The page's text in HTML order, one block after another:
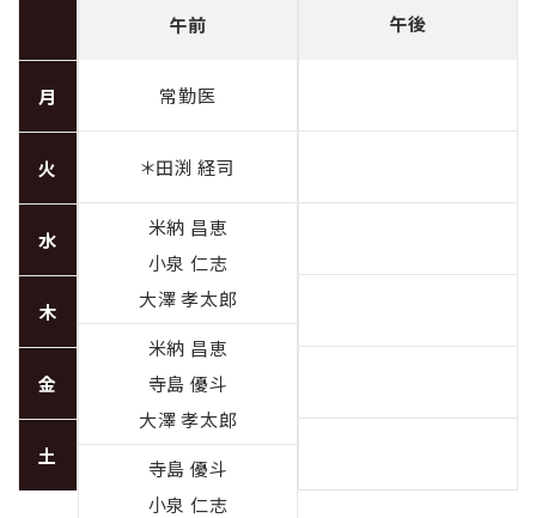
月
火
水
木
金
土
午前
常勤医
＊田渕 経司
米納 昌恵
小泉 仁志
大澤 孝太郎
米納 昌恵
寺島 優斗
大澤 孝太郎
寺島 優斗
小泉 仁志
午後